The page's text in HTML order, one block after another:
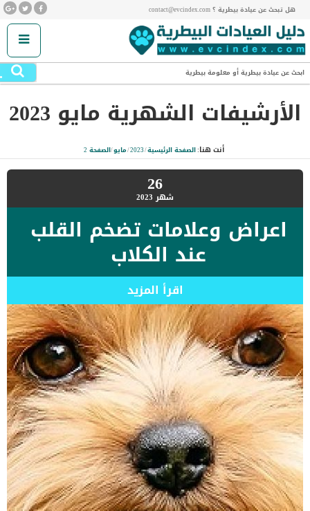
هل تبحث عن عيادة بيطرية ؟ contact@evcindex.com
ابحث عن عيادة بيطرية أو معلومة بيطرية
الأرشيفات الشهرية مايو 2023
أنت هنا:الصفحة الرئيسية/
2023
/مايو/الصفحة 2
26شهر 2023
اعراض وعلامات تضخم القلب
عند الكلاب
اقرأ المزيد